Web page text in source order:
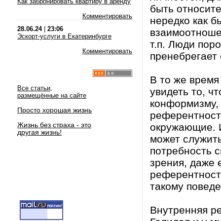
Комментировать
28.06.24| 23:06
Эскорт-услуги в Екатеринбурге
Комментировать
Все статьи,
размещённые на сайте
Просто хорошая жизнь
Жизнь без страха - это
другая жизнь!
быть
нередко как
т.п. Люди
В то же
увидеть то,
конформизму,
окружающие.
может
потребность
зрения, даже
такому
Внутренняя